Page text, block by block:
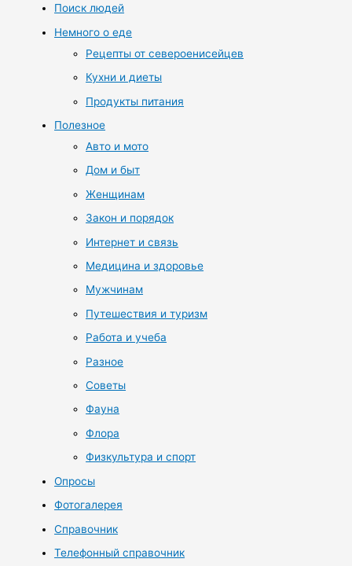
Поиск людей
Немного о еде
Рецепты от североенисейцев
Кухни и диеты
Продукты питания
Полезное
Авто и мото
Дом и быт
Женщинам
Закон и порядок
Интернет и связь
Медицина и здоровье
Мужчинам
Путешествия и туризм
Работа и учеба
Разное
Советы
Фауна
Флора
Физкультура и спорт
Опросы
Фотогалерея
Справочник
Телефонный справочник